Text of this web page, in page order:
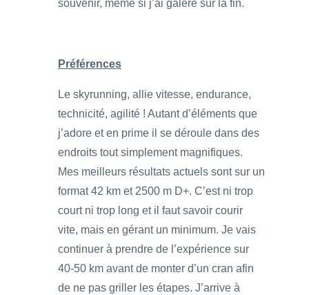
souvenir, même si j’ai galéré sur la fin.
Préférences
Le skyrunning, allie vitesse, endurance,
technicité, agilité ! Autant d’éléments que
j’adore et en prime il se déroule dans des
endroits tout simplement magnifiques.
Mes meilleurs résultats actuels sont sur un
format 42 km et 2500 m D+. C’est ni trop
court ni trop long et il faut savoir courir
vite, mais en gérant un minimum. Je vais
continuer à prendre de l’expérience sur
40-50 km avant de monter d’un cran afin
de ne pas griller les étapes. J’arrive à